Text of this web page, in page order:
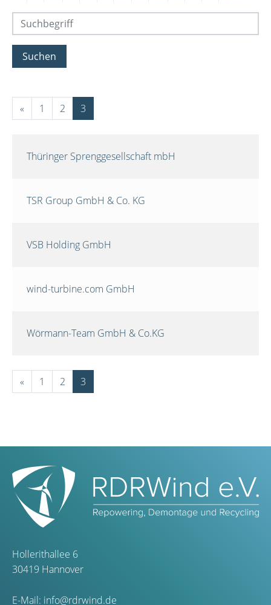
Suchen
« 1 2 3
Thüringer Sprenggesellschaft mbH
TSR Group GmbH & Co. KG
VSB Holding GmbH
wind-turbine.com GmbH
Wörmann-Team GmbH & Co.KG
« 1 2 3
Hollerithallee 6
30419 Hannover
E-Mail: info@rdrwind.de